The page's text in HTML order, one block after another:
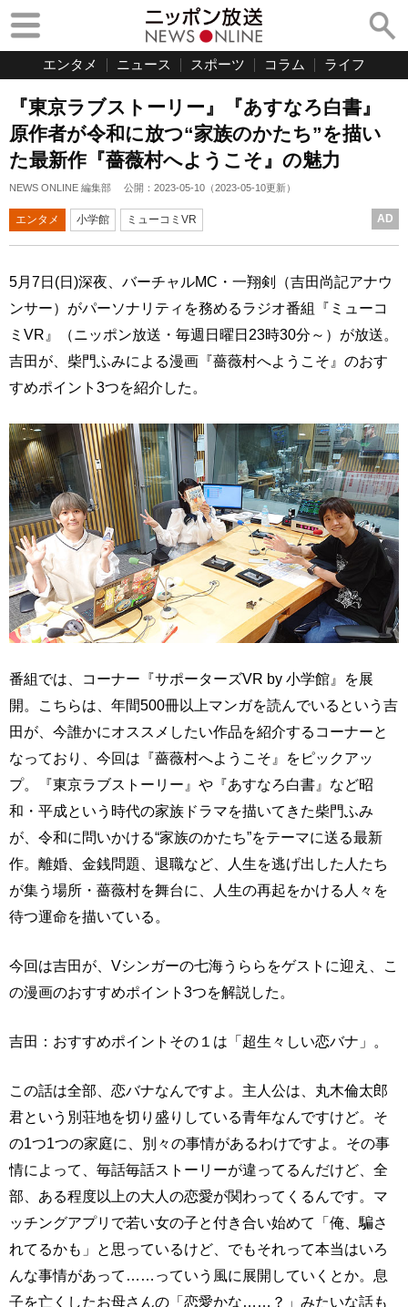
エンタメ ニュース スポーツ コラム ライフ
『東京ラブストーリー』『あすなろ白書』
原作者が令和に放つ“家族のかたち”を描い
た最新作『薔薇村へようこそ』の魅力
NEWS ONLINE 編集部 公開： 2023-05-10 （2023-05-10更新）
エンタメ 小学館 ミューコミVR AD
5月7日(日)深夜、バーチャルMC・一翔剣（吉田尚記アナウ
ンサー）がパーソナリティを務めるラジオ番組『ミューコ
ミVR』（ニッポン放送・毎週日曜日23時30分～）が放送。
吉田が、柴門ふみによる漫画『薔薇村へようこそ』のおす
すめポイント3つを紹介した。
番組では、コーナー『サポーターズVR by 小学館』を展
開。こちらは、年間500冊以上マンガを読んでいるという吉
田が、今誰かにオススメしたい作品を紹介するコーナーと
なっており、今回は『薔薇村へようこそ』をピックアッ
プ。『東京ラブストーリー』や『あすなろ白書』など昭
和・平成という時代の家族ドラマを描いてきた柴門ふみ
が、令和に問いかける“家族のかたち”をテーマに送る最新
作。離婚、金銭問題、退職など、人生を逃げ出した人たち
が集う場所・薔薇村を舞台に、人生の再起をかける人々を
待つ運命を描いている。
今回は吉田が、Vシンガーの七海うららをゲストに迎え、こ
の漫画のおすすめポイント3つを解説した。
吉田：おすすめポイントその１は「超生々しい恋バナ」。
この話は全部、恋バナなんですよ。主人公は、丸木倫太郎
君という別荘地を切り盛りしている青年なんですけど。そ
の1つ1つの家庭に、別々の事情があるわけですよ。その事
情によって、毎話毎話ストーリーが違ってるんだけど、全
部、ある程度以上の大人の恋愛が関わってくるんです。マ
ッチングアプリで若い女の子と付き合い始めて「俺、騙さ
れてるかも」と思っているけど、でもそれって本当はいろ
んな事情があって……っていう風に展開していくとか。息
子を亡くしたお母さんの「恋愛かな……？」みたいな話も